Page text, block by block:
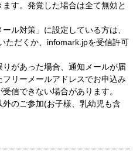
す。発覚した場合は全て無効と
ル対策」に設定している⽅は、
ただくか、infomark.jpを受信許可
があった場合、通知メールが届
リーメールアドレスでお申込み
信できない場合があります。
のご参加(お⼦様、乳幼児も含